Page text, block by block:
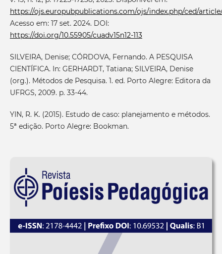
https://ojs.europubpublications.com/ojs/index.php/ced/
Acesso em: 17 set. 2024. DOI:
https://doi.org/10.55905/cuadv15n12-113
SILVEIRA, Denise; CÓRDOVA, Fernando. A PESQUISA
CIENTÍFICA. In: GERHARDT, Tatiana; SILVEIRA, Denise
(org.). Métodos de Pesquisa. 1. ed. Porto Alegre: Editora da
UFRGS, 2009. p. 33-44.
YIN, R. K. (2015). Estudo de caso: planejamento e métodos.
5ª edição. Porto Alegre: Bookman.